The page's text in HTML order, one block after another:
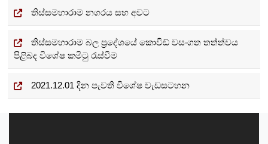
තිස්සමහාරාම නගරය සහ අවට
තිස්සමහාරාම බල ප්‍රදේශයේ කොවිඩ් වසංගත තත්ත්වය
පිළිබද විශේෂ කමිටු රැස්වීම
2021.12.01 දින පැවති විශේෂ වැඩසටහන